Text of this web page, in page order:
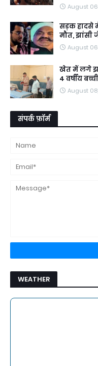
August
सड़क हादसे
मौत, झांसी
August
खेत में लगे
4 वर्षीय
August
संपर्क फ़ॉर्म
WEATHER